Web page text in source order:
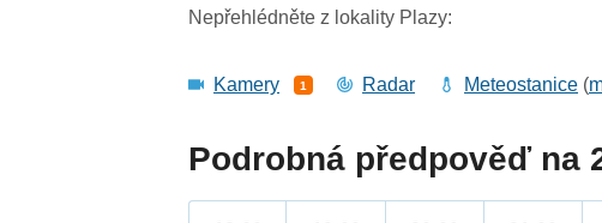
Nepřehlédněte z lokality Plazy:
Kamery 1 Radar Meteostanice (
Podrobná předpověď na